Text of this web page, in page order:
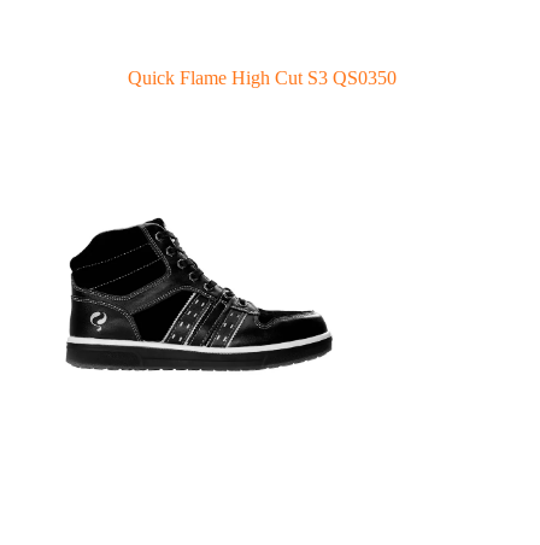
Quick Flame High Cut S3 QS0350